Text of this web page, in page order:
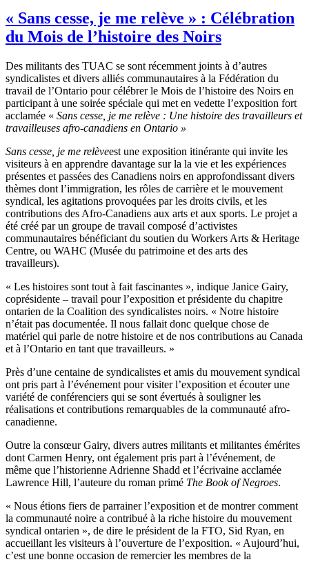
« Sans cesse, je me relève » : Célébration
du Mois de l’histoire des Noirs
Des militants des TUAC se sont récemment joints à d’autres
syndicalistes et divers alliés communautaires à la Fédération du
travail de l’Ontario pour célébrer le Mois de l’histoire des Noirs en
participant à une soirée spéciale qui met en vedette l’exposition fort
acclamée « Sans cesse, je me relève : Une histoire des travailleurs et
travailleuses afro-canadiens en Ontario »
Sans cesse, je me relèveest une exposition itinérante qui invite les
visiteurs à en apprendre davantage sur la la vie et les expériences
présentes et passées des Canadiens noirs en approfondissant divers
thèmes dont l’immigration, les rôles de carrière et le mouvement
syndical, les agitations provoquées par les droits civils, et les
contributions des Afro-Canadiens aux arts et aux sports. Le projet a
été créé par un groupe de travail composé d’activistes
communautaires bénéficiant du soutien du Workers Arts & Heritage
Centre, ou WAHC (Musée du patrimoine et des arts des
travailleurs).
« Les histoires sont tout à fait fascinantes », indique Janice Gairy,
coprésidente – travail pour l’exposition et présidente du chapitre
ontarien de la Coalition des syndicalistes noirs. « Notre histoire
n’était pas documentée. Il nous fallait donc quelque chose de
matériel qui parle de notre histoire et de nos contributions au Canada
et à l’Ontario en tant que travailleurs. »
Près d’une centaine de syndicalistes et amis du mouvement syndical
ont pris part à l’événement pour visiter l’exposition et écouter une
variété de conférenciers qui se sont évertués à souligner les
réalisations et contributions remarquables de la communauté afro-
canadienne.
Outre la consœur Gairy, divers autres militants et militantes émérites
dont Carmen Henry, ont également pris part à l’événement, de
même que l’historienne Adrienne Shadd et l’écrivaine acclamée
Lawrence Hill, l’auteure du roman primé The Book of Negroes.
« Nous étions fiers de parrainer l’exposition et de montrer comment
la communauté noire a contribué à la riche histoire du mouvement
syndical ontarien », de dire le président de la FTO, Sid Ryan, en
accueillant les visiteurs à l’ouverture de l’exposition. « Aujourd’hui,
c’est une bonne occasion de remercier les membres de la